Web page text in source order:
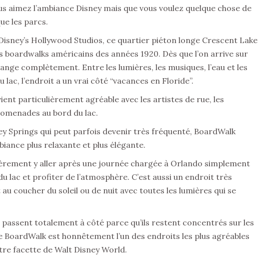
aimez l’ambiance Disney mais que vous voulez quelque chose de
les parcs.
Hollywood Studios, ce quartier piéton longe Crescent Lake
boardwalks américains des années 1920. Dès que l’on arrive sur
complètement. Entre les lumières, les musiques, l’eau et les
lac, l’endroit a un vrai côté “vacances en Floride”.
particulièrement agréable avec les artistes de rue, les
au bord du lac.
Springs qui peut parfois devenir très fréquenté, BoardWalk
plus relaxante et plus élégante.
y aller après une journée chargée à Orlando simplement
lac et profiter de l’atmosphère. C’est aussi un endroit très
coucher du soleil ou de nuit avec toutes les lumières qui se
totalement à côté parce qu’ils restent concentrés sur les
BoardWalk est honnêtement l’un des endroits les plus agréables
facette de Walt Disney World.